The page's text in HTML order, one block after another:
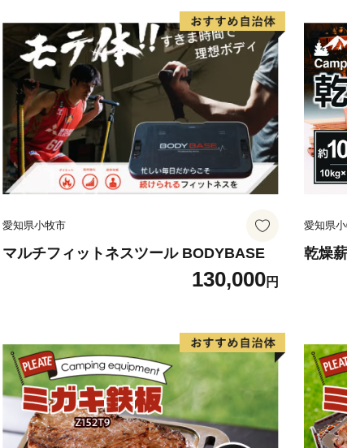
愛知県小牧市
マルチフィットネスツール BODYBASE
130,000円
愛知県
乾燥